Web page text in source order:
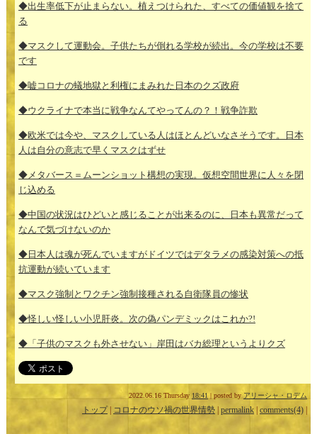
◆出生率低下が止まらない。植えつけられた、すべての価値観を捨て
る
◆マスクして運動会。子供たちが倒れる学校が続出。今の学校は不要
です
◆嘘コロナの蟻地獄と利権にまみれた日本のクズ政府
◆ウクライナで本当に戦争なんてやってんの？！戦争詐欺
◆欧米では今や、マスクしている人はほとんどいなさそうです。日本
人は自分の意志で早くマスクはずせ
◆メタバース＝ムーンショット構想の実現。仮想空間世界に人々を閉
じ込める
◆中国の状況はひどいと感じることが出来るのに、日本も異常だって
なんで気づけないのか
◆日本人は魂が死んでいますがドイツではデタラメの感染対策への抵
抗運動が続いています
◆マスク強制とワクチン強制接種される自衛隊員の惨状
◆怪しい怪しい小児肝炎。次の偽パンデミックはこれか?!
◆「子供のマスクも外させない」岸田はバカ総理というよりクズ
2022.06.16 Thursday 18:41 | posted byアリーシャ・ロデム
トップ| コロナのウソ禍の世界情勢 permalink comments(4)